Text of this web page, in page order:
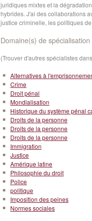
juridiques mixtes et la
hybrides. J'ai des collaborations
justice criminelle, les politiques
Domaine(s) de spécialisation
(Trouver d'autres spécialistes
Alternatives à
Crime
Droit pénal
Mondialisation
Historique du système pénal
Droits de la personne
Droits de la personne
Droits de la personne
Immigration
Justice
Amérique latine
Philosophie du droit
Police
politique
Imposition des peines
Normes sociales